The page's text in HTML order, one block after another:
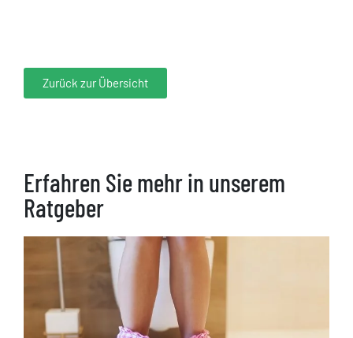
Zurück zur Übersicht
Erfahren Sie mehr in unserem
Ratgeber